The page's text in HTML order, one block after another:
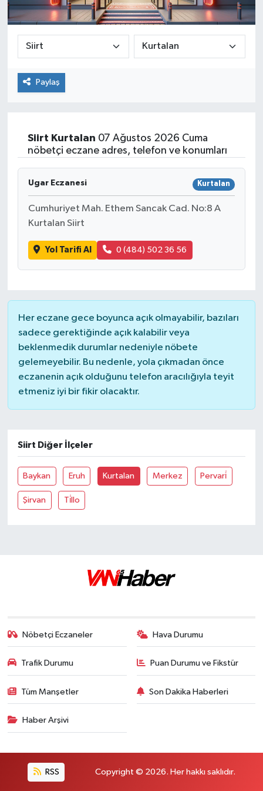
Paylaş
Siirt Kurtalan 07 Ağustos 2026 Cuma
nöbetçi eczane adres, telefon ve konumları
Ugar Eczanesi Kurtalan
Cumhuriyet Mah. Ethem Sancak Cad. No:8 A
Kurtalan Siirt
Yol Tarifi Al 0 (484) 502 36 56
Her eczane gece boyunca açık olmayabilir, bazıları
sadece gerektiğinde açık kalabilir veya
beklenmedik durumlar nedeniyle nöbete
gelemeyebilir. Bu nedenle, yola çıkmadan önce
eczanenin açık olduğunu telefon aracılığıyla teyit
etmeniz iyi bir fikir olacaktır.
Siirt Diğer İlçeler
Baykan Eruh Kurtalan Merkez Pervari̇
Şirvan Ti̇llo
Nöbetçi Eczaneler Hava Durumu
Trafik Durumu Puan Durumu ve Fikstür
Tüm Manşetler Son Dakika Haberleri
Haber Arşivi
RSS Copyright © 2026. Her hakkı saklıdır.